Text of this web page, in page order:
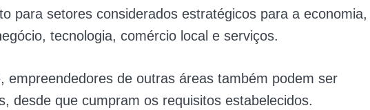
para setores considerados estratégicos para a economia,
tecnologia, comércio local e serviços.
empreendedores de outras áreas também podem ser
desde que cumpram os requisitos estabelecidos.